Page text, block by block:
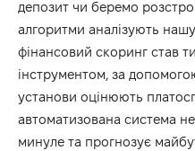
депозит чи беремо
алгоритми аналізують
фінансовий скоринг став
інструментом, за
установи оцінюють
автоматизована система
минуле та прогнозує